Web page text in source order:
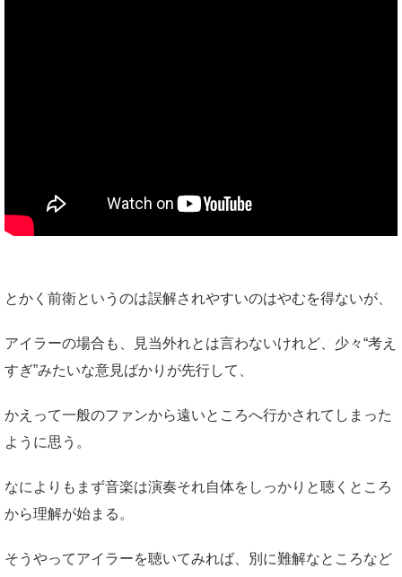
とかく前衛というのは誤解されやすいのはやむを得ないが、
アイラーの場合も、見当外れとは言わないけれど、少々“考え
すぎ”みたいな意見ばかりが先行して、
かえって一般のファンから遠いところへ行かされてしまった
ように思う。
なによりもまず音楽は演奏それ自体をしっかりと聴くところ
から理解が始まる。
そうやってアイラーを聴いてみれば、別に難解なところなど